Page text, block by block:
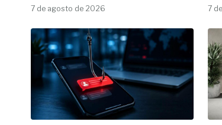
7 de agosto de 2026 7